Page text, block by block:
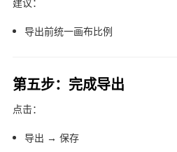
导出前统一画布比例
第五步：完成导出
点击：
导出 → 保存